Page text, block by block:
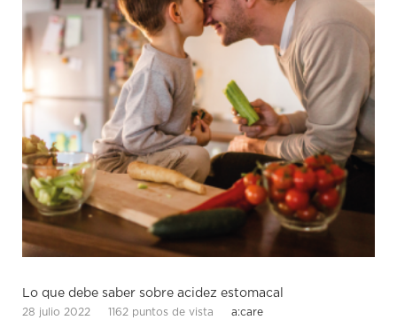
Lo que debe saber sobre acidez estomacal
28 julio 2022 1162 puntos de vista a:care